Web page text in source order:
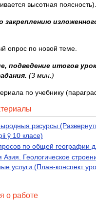
высотная поясность).
закреплению
опрос по новой теме.
подведение итогов
(3 мин.)
по учебнику
рэсурсы
ў 10 класе)
по общей географии
Геологическое
услуги (План-конспект
о работе